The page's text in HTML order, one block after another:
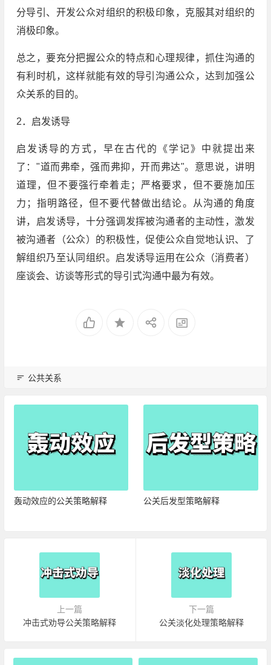
分导引、开发公众对组织的积极印象，克服其对组织的
消极印象。
总之，要充分把握公众的特点和心理规律，抓住沟通的
有利时机，这样就能有效的导引沟通公众，达到加强公
众关系的目的。
2．启发诱导
启发诱导的方式，早在古代的《学记》中就提出来
了："道而弗牵，强而弗抑，开而弗达"。意思说，讲明
道理，但不要强行牵着走；严格要求，但不要施加压
力；指明路径，但不要代替做出结论。从沟通的角度
讲，启发诱导，十分强调发挥被沟通者的主动性，激发
被沟通者（公众）的积极性，促使公众自觉地认识、了
解组织乃至认同组织。启发诱导运用在公众（消费者）
座谈会、访谈等形式的导引式沟通中最为有效。
公共关系
轰动效应的公关策略解释 公关后发型策略解释
上一篇
冲击式劝导公关策略解释
下一篇
公关淡化处理策略解释